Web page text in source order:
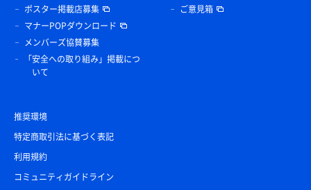
ポスター掲載店募集
マナーPOPダウンロード
メンバーズ協賛募集
「安全への取り組み」掲載につ
いて
ご意見箱
推奨環境
特定商取引法に基づく表記
利用規約
コミュニティガイドライン